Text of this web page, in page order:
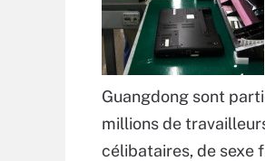
Guangdong sont
millions de
célibataires, de sexe